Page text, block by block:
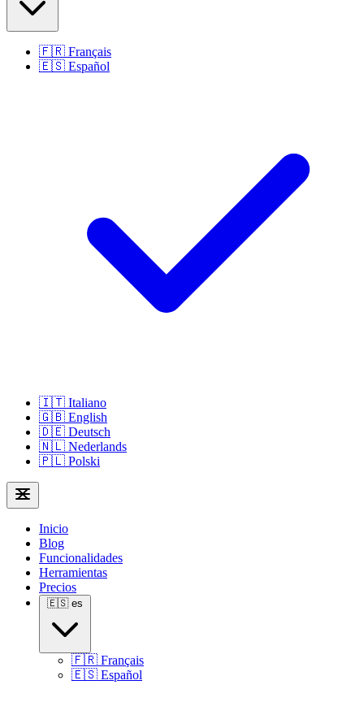
🇫🇷 Français
🇪🇸 Español
🇮🇹 Italiano
🇬🇧 English
🇩🇪 Deutsch
🇳🇱 Nederlands
🇵🇱 Polski
Inicio
Blog
Funcionalidades
Herramientas
Precios
🇪🇸 es
🇫🇷 Français
🇪🇸 Español